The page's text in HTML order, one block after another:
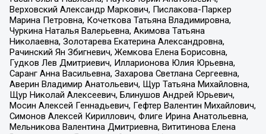
Верховский Александр Маркович, Пислакова-Паркер
Марина Петровна, Кочеткова Татьяна Владимировна,
Чуркина Наталья Валерьевна, Акимова Татьяна
Николаевна, Золотарева Екатерина Александровна,
Рачинский Ян Збигневич, Жемкова Елена Борисовна,
Гудков Лев Дмитриевич, Илларионова Юлия Юрьевна,
Саранг Анна Васильевна, Захарова Светлана Сергеевна,
Аверин Владимир Анатольевич, Щур Татьяна Михайловна,
Щур Николай Алексеевич, Блинушов Андрей Юрьевич,
Мосин Алексей Геннадьевич, Гефтер Валентин Михайлович,
Симонов Алексей Кириллович, Флиге Ирина Анатольевна,
Мельникова Валентина Дмитриевна, Вититинова Елена